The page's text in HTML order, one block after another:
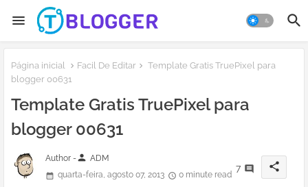
Página inicial Facil De Editar
Template Gratis TruePixel para
blogger 00631
Template Gratis TruePixel para
blogger 00631
Author -person ADM
quarta-feira, agosto 07, 2013
0 minute read
7 share